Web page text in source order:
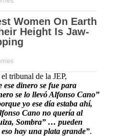
tribunal de la JEP,
ese dinero se fue para
se lo llevó Alfonso Cano”
yo ese día estaba ahí,
Cano no quería al
Sombra” … pueden
hay una plata grande”.